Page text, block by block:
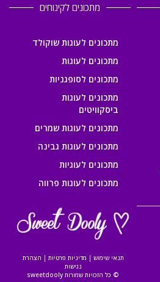
מתכונים לקינוחים
מתכונים לעוגות שוקולד
מתכונים לעוגות
מתכונים לסופגניות
מתכונים לעוגות
ביסקוויטים
מתכונים לעוגות שמרים
מתכונים לעוגות גבינה
מתכונים לעוגיות
מתכונים לעוגות פרווה
תנאי שימוש | מדיניות פרטיות | הצהרת
נגישות
© כל הזכויות שמורות sweetdooly